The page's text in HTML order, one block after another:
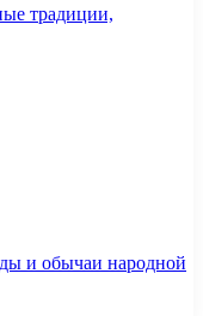
традиции,
и обычаи народной